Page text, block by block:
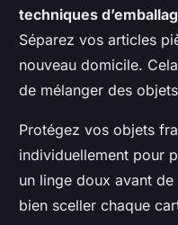
techniques
Séparez vos articles
nouveau domicile.
de mélanger des
Protégez vos objets
individuellement pour
un linge doux avant
bien sceller chaque